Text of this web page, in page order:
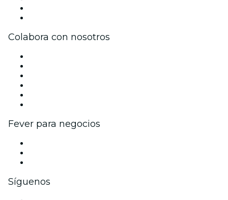
Colabora con nosotros
Fever para negocios
Síguenos